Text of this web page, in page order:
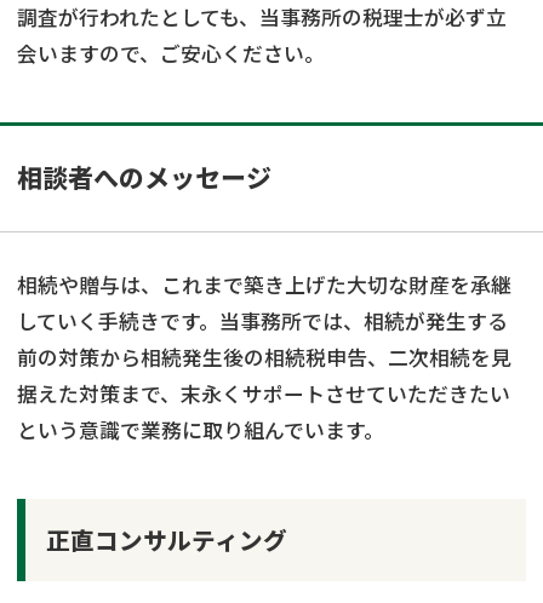
調査が行われたとしても、当事務所の税理士が必ず立
会いますので、ご安心ください。
相談者へのメッセージ
相続や贈与は、これまで築き上げた大切な財産を承継
していく手続きです。当事務所では、相続が発生する
前の対策から相続発生後の相続税申告、二次相続を見
据えた対策まで、末永くサポートさせていただきたい
という意識で業務に取り組んでいます。
正直コンサルティング